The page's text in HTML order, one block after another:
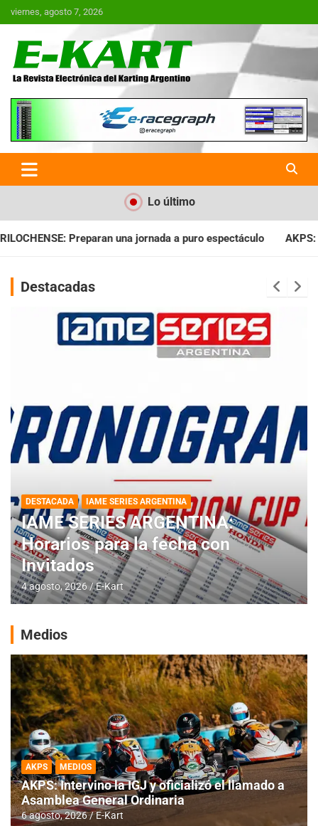
Saltar
al
viernes, agosto 7, 2026
E-Kart.com.ar | La Revista
Electrónica del Karting en
Argentina
Lo último
a puro espectáculo AKPS: Intervino la IGJ y oficializó el
Destacadas
DESTACADA IAME SERIES ARGENTINA
IAME SERIES ARGENTINA:
Horarios para la fecha con
Invitados
4 agosto, 2026 E-Kart
Medios
AKPS MEDIOS
AKPS: Intervino la IGJ y oficializó el llamado a
Asamblea General Ordinaria
6 agosto, 2026 E-Kart